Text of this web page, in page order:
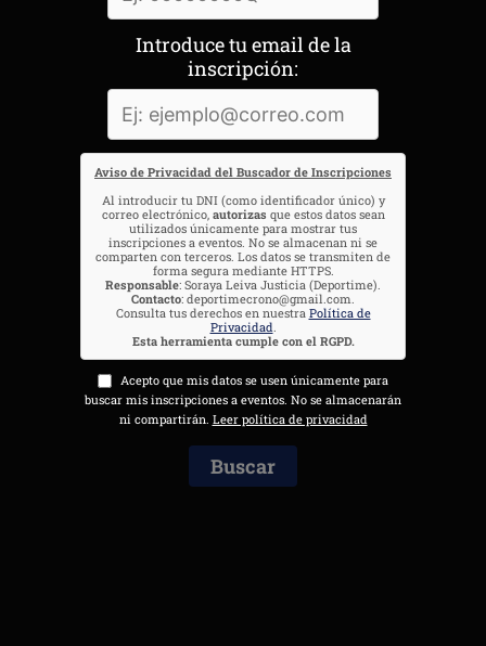
Introduce tu email de la
inscripción:
Aviso de Privacidad del Buscador de Inscripciones
Al introducir tu DNI (como identificador único) y
correo electrónico, autorizas que estos datos sean
utilizados únicamente para mostrar tus
inscripciones a eventos. No se almacenan ni se
comparten con terceros. Los datos se transmiten de
forma segura mediante HTTPS.
Responsable: Soraya Leiva Justicia (Deportime).
Contacto: deportimecrono@gmail.com.
Consulta tus derechos en nuestra Política de
Privacidad
Esta herramienta cumple con el RGPD.
Acepto que mis datos se usen únicamente para
buscar mis inscripciones a eventos. No se almacenarán
ni compartirán. Leer política de privacidad
Buscar